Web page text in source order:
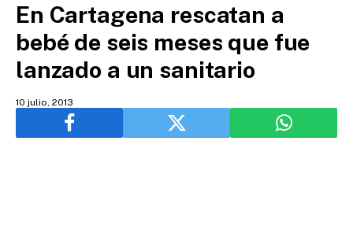
En Cartagena rescatan a
bebé de seis meses que fue
lanzado a un sanitario
10 julio, 2013